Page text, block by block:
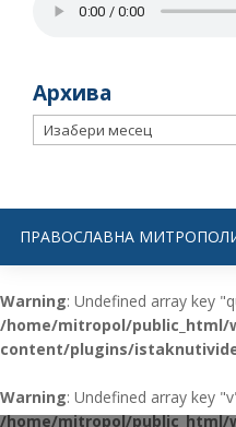
Архива
Архива
ПРАВОСЛАВНА
Warning: Undefined array key
/home/mitropol/public_html/
content/plugins/
Warning: Undefined array key
/home/mitropol/public_html/